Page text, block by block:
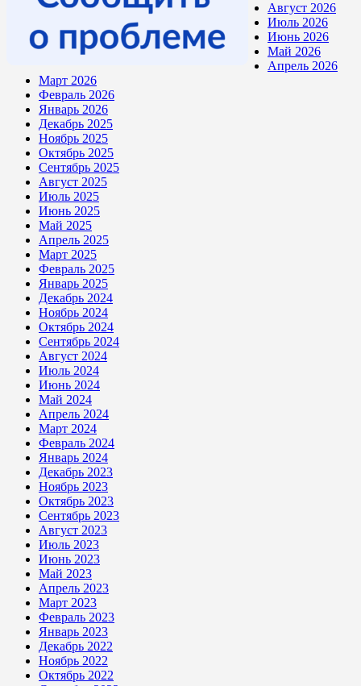
Август 2026
Июль 2026
Июнь 2026
Май 2026
Апрель 2026
Март 2026
Февраль 2026
Январь 2026
Декабрь 2025
Ноябрь 2025
Октябрь 2025
Сентябрь 2025
Август 2025
Июль 2025
Июнь 2025
Май 2025
Апрель 2025
Март 2025
Февраль 2025
Январь 2025
Декабрь 2024
Ноябрь 2024
Октябрь 2024
Сентябрь 2024
Август 2024
Июль 2024
Июнь 2024
Май 2024
Апрель 2024
Март 2024
Февраль 2024
Январь 2024
Декабрь 2023
Ноябрь 2023
Октябрь 2023
Сентябрь 2023
Август 2023
Июль 2023
Июнь 2023
Май 2023
Апрель 2023
Март 2023
Февраль 2023
Январь 2023
Декабрь 2022
Ноябрь 2022
Октябрь 2022